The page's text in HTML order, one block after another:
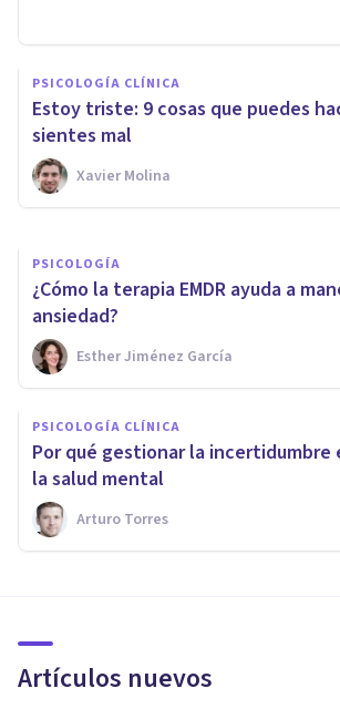
PSICOLOGÍA CLÍNICA
Estoy triste: 9 cosas que puedes
sientes mal
Xavier Molina
Los 10
vencer la ansiedad
Javier Ares Arranz
PSICOLOGÍA
¿Cómo la terapia EMDR ayuda a
ansiedad?
Esther Jiménez García
PSICOLOGÍA CLÍNICA
Por qué gestionar la incertidumbre
la salud mental
Arturo Torres
Artículos nuevos